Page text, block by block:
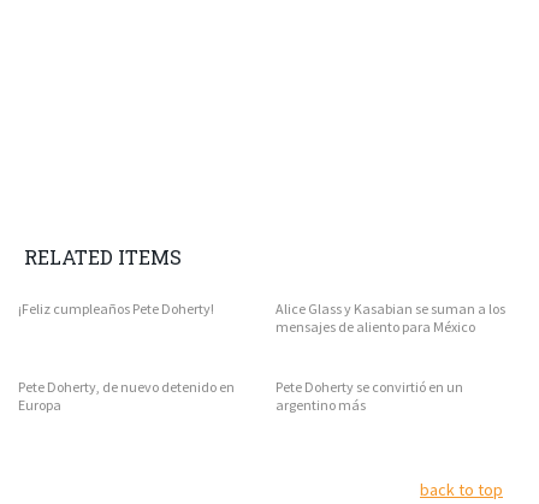
RELATED ITEMS
¡Feliz cumpleaños Pete Doherty!
Alice Glass y Kasabian se suman a los
mensajes de aliento para México
Pete Doherty, de nuevo detenido en
Europa
Pete Doherty se convirtió en un
argentino más
back to top